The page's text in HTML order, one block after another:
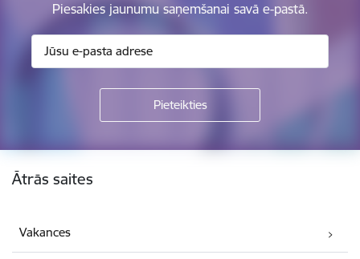
Piesakies jaunumu saņemšanai savā e-pastā.
Kājene
Ātrās saites
Vakances